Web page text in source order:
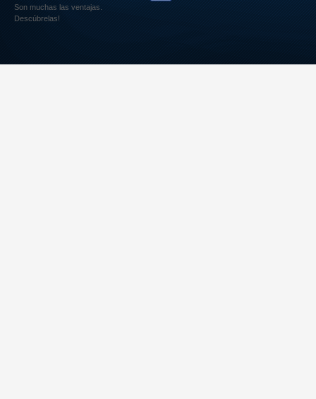
Son muchas las ventajas.
Descúbrelas!